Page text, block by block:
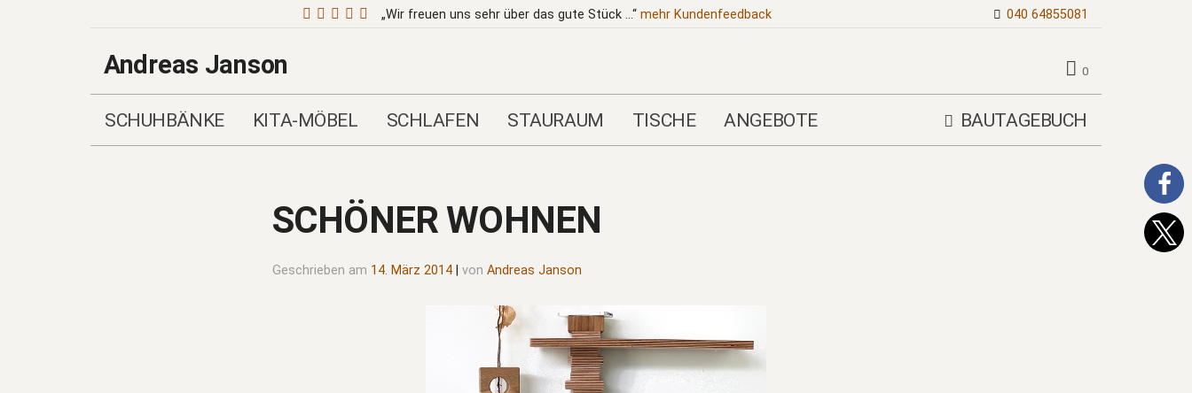
„Wir freuen uns sehr über das gute Stück …“ mehrKundenfeedback 040 64855081
Andreas Janson 0
SCHUHBÄNKE KITA-MÖBEL SCHLAFEN STAURAUM TISCHE ANGEBOTE BAUTAGEBUCH
SCHÖNER WOHNEN
Geschrieben am 14. März 2014 von Andreas Janson